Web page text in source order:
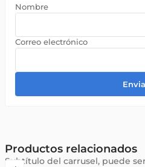
Productos relacionados
Subtítulo del carrusel, puede